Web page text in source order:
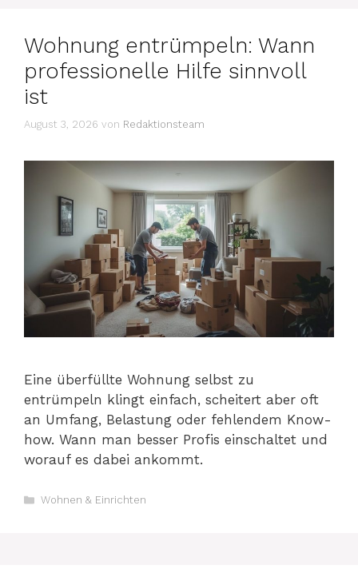
Wohnung entrümpeln: Wann
professionelle Hilfe sinnvoll
ist
August 3, 2026 von Redaktionsteam
Eine überfüllte Wohnung selbst zu
entrümpeln klingt einfach, scheitert aber oft
an Umfang, Belastung oder fehlendem Know-
how. Wann man besser Profis einschaltet und
worauf es dabei ankommt.
Kategorien
Wohnen & Einrichten